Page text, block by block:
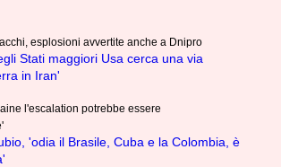
esplosioni avvertite anche a Dnipro
Stati maggiori Usa cerca una via
in Iran'
l'escalation potrebbe essere
'odia il Brasile, Cuba e la Colombia, è